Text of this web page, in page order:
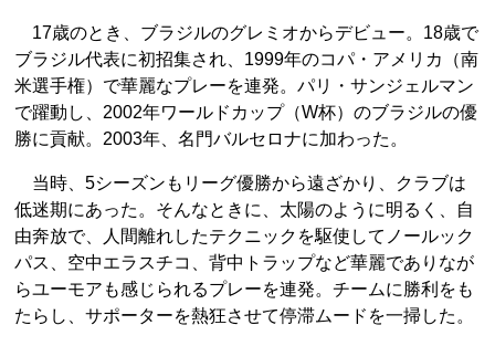
17歳のとき、ブラジルのグレミオからデビュー。18歳で
ブラジル代表に初招集され、1999年のコパ・アメリカ（南
米選手権）で華麗なプレーを連発。パリ・サンジェルマン
で躍動し、2002年ワールドカップ（W杯）のブラジルの優
勝に貢献。2003年、名門バルセロナに加わった。
当時、5シーズンもリーグ優勝から遠ざかり、クラブは
低迷期にあった。そんなときに、太陽のように明るく、自
由奔放で、人間離れしたテクニックを駆使してノールック
パス、空中エラスチコ、背中トラップなど華麗でありなが
らユーモアも感じられるプレーを連発。チームに勝利をも
たらし、サポーターを熱狂させて停滞ムードを一掃した。